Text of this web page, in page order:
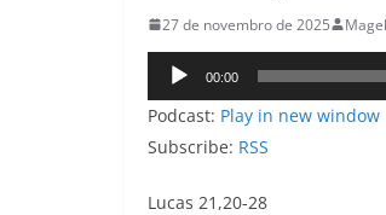
27 de novembro de 2025
Tocador
de
áudio
00:00
Podcast: Play in new window
Subscribe: RSS
Lucas 21,20-28